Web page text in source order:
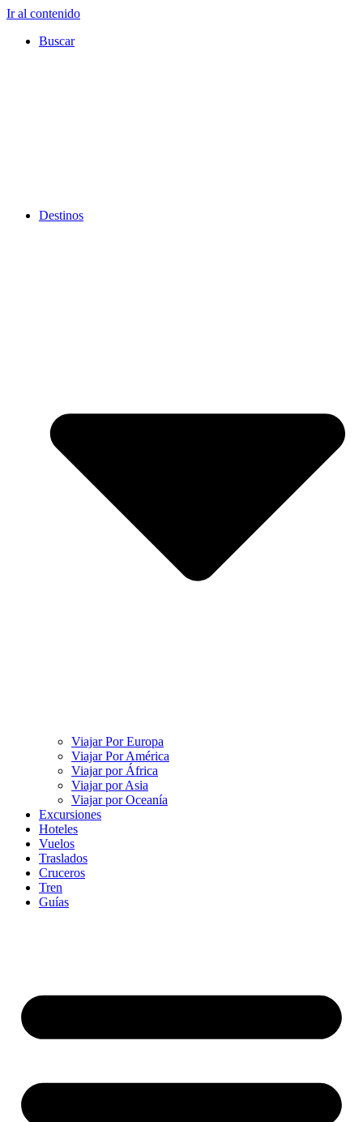
Ir al contenido
Buscar
Destinos
Viajar Por Europa
Viajar Por América
Viajar por África
Viajar por Asia
Viajar por Oceanía
Excursiones
Hoteles
Vuelos
Traslados
Cruceros
Tren
Guías